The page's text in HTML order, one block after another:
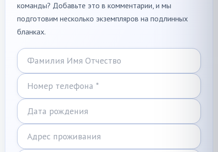
команды? Добавьте это в комментарии, и мы
подготовим несколько экземпляров на подлинных
бланках.